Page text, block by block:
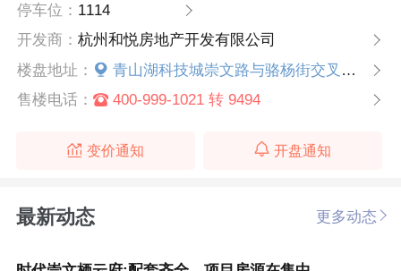
停车位： 1114
开发商：杭州和悦房地产开发有限公司
楼盘地址：
青山湖科技城崇文路与骆杨街交叉口西南侧
售楼电话：
400-999-1021 转 9494
变价通知 开盘通知
最新动态 更多动态